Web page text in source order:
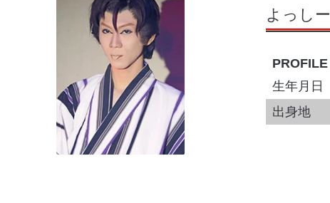
よっしー
PROFILE
生年月日
出身地